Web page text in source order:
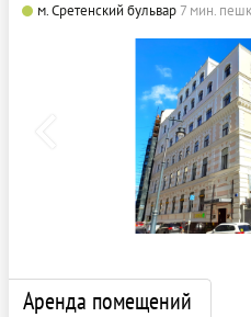
м. Сретенский бульвар 7 мин.
Аренда помещений